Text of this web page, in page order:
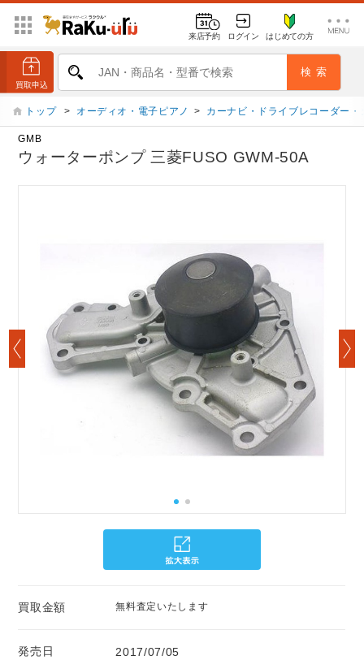
来店予約 ログイン はじめての方
トップ > オーディオ・電子ピアノ > カーナビ・ドライブレコーダー・
GMB
ウォーターポンプ 三菱FUSO GWM-50A
買取金額 無料査定いたします
発売日 2017/07/05